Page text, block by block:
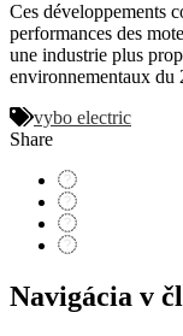
Ces développements
performances des
une industrie plus
environnementaux du
vybo electric
Share
Navigácia v